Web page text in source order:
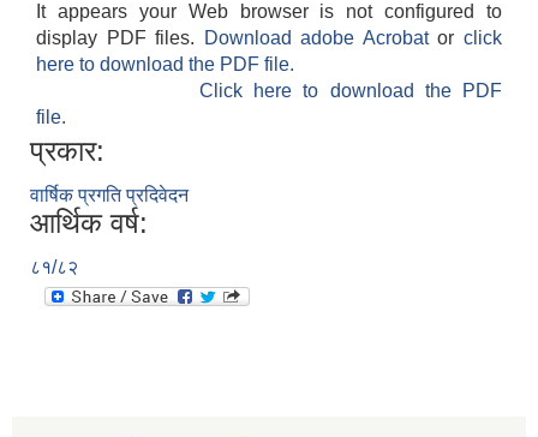
It appears your Web browser is not configured to
display PDF files.
Download adobe Acrobatorclick
here to download the PDF file.
Click here to download the PDF
file.
प्रकार:
वार्षिक प्रगति प्रदिवेदन
आर्थिक वर्ष:
८१/८२